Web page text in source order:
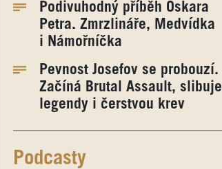
Podivuhodný příběh Oskara
Petra. Zmrzlináře, Medvídka
i Námořníčka
Pevnost Josefov se probouzí.
Začíná Brutal Assault, slibuje
legendy i čerstvou krev
Podcasty